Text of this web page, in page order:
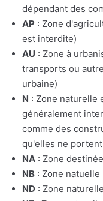
dépendant des
AP : Zone
est interdite)
AU : Zone à
transports ou
urbaine)
N : Zone naturelle
généralement
comme des
qu'elles ne
NA : Zone
NB : Zone
ND : Zone